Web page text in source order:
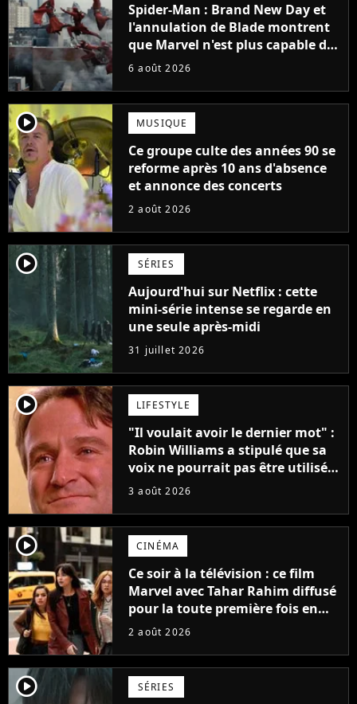
Spider-Man : Brand New Day et
l'annulation de Blade montrent
que Marvel n'est plus capable de
faire quoi que ce soit de simple
6 août 2026
player2 MUSIQUE
Ce groupe culte des années 90 se
reforme après 10 ans d'absence
et annonce des concerts
2 août 2026
player2 SÉRIES
Aujourd'hui sur Netflix : cette
mini-série intense se regarde en
une seule après-midi
31 juillet 2026
player2 LIFESTYLE
"Il voulait avoir le dernier mot" :
Robin Williams a stipulé que sa
voix ne pourrait pas être utilisée
avant 2039, pourtant Disney
inédits
3 août 2026
player2 CINÉMA
Ce soir à la télévision : ce film
Marvel avec Tahar Rahim diffusé
pour la toute première fois en
France
2 août 2026
player2 SÉRIES